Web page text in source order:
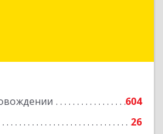
604
26
Респ, Якутск г, Чиряева